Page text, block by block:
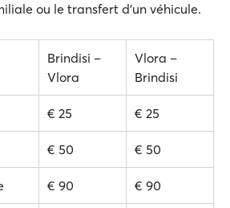
ou le transfert d'un véhicule.
Brindisi –
Vlora
Vlora –
Brindisi
€ 25 € 25
€ 50 € 50
€ 90 € 90